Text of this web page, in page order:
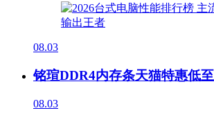
08.03
铭瑄DDR4内存条天猫特惠低
08.03